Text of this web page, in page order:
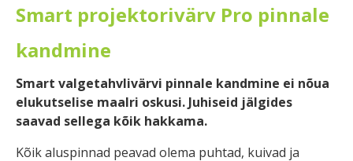
Smart projektorivärv Pro pinnale
kandmine
Smart valgetahvlivärvi pinnale kandmine ei nõua
elukutselise maalri oskusi. Juhiseid jälgides
saavad sellega kõik hakkama.
Kõik aluspinnad peavad olema puhtad, kuivad ja